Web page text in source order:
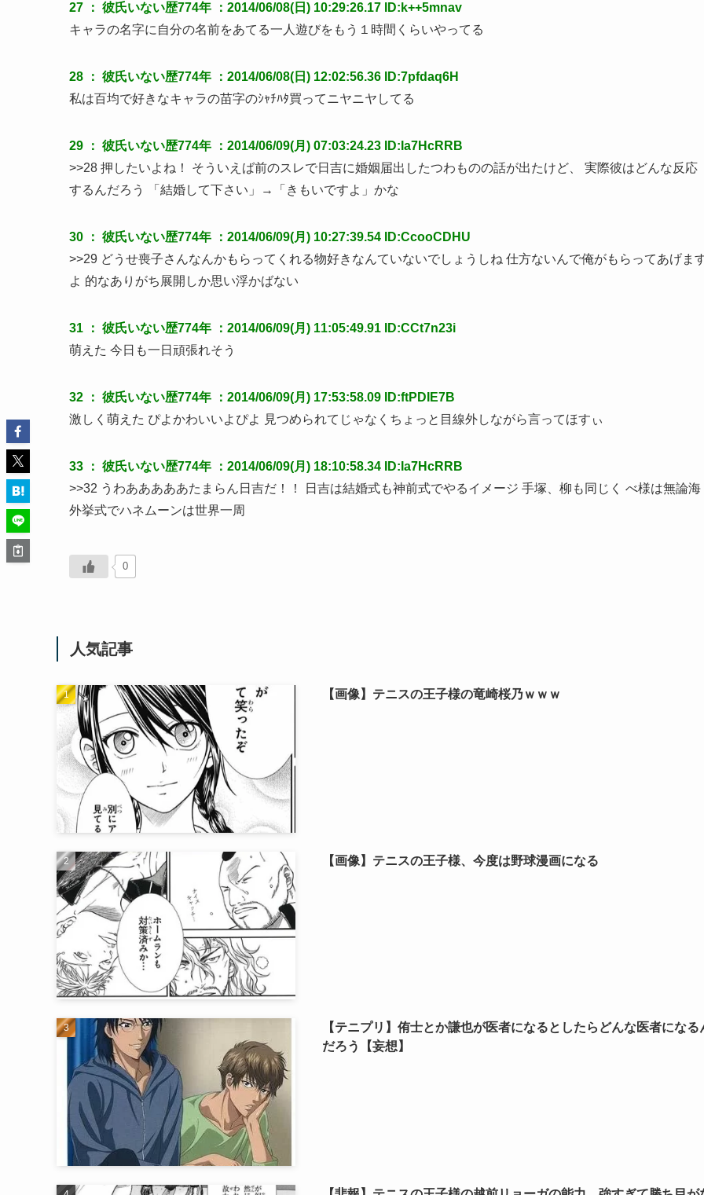
27 ： 彼氏いない歴774年
：2014/06/08(日) 10:29:26.17 ID:k++5mnav
キャラの名字に自分の名前をあてる一人遊びをもう１時間くらいやってる
28 ： 彼氏いない歴774年
：2014/06/08(日) 12:02:56.36 ID:7pfdaq6H
私は百均で好きなキャラの苗字のｼｬﾁﾊﾀ買ってニヤニヤしてる
29 ： 彼氏いない歴774年
：2014/06/09(月) 07:03:24.23 ID:Ia7HcRRB
>>28 押したいよね！ そういえば前のスレで日吉に婚姻届出したつわものの話が出たけど、 実際彼はどんな反応
するんだろう 「結婚して下さい」→「きもいですよ」かな
30 ： 彼氏いない歴774年
：2014/06/09(月) 10:27:39.54 ID:CcooCDHU
>>29 どうせ喪子さんなんかもらってくれる物好きなんていないでしょうしね 仕方ないんで俺がもらってあげま
よ 的なありがち展開しか思い浮かばない
31 ： 彼氏いない歴774年
：2014/06/09(月) 11:05:49.91 ID:CCt7n23i
萌えた 今日も一日頑張れそう
32 ： 彼氏いない歴774年
：2014/06/09(月) 17:53:58.09 ID:ftPDIE7B
激しく萌えた ぴよかわいいよぴよ 見つめられてじゃなくちょっと目線外しながら言ってほすぃ
33 ： 彼氏いない歴774年
：2014/06/09(月) 18:10:58.34 ID:Ia7HcRRB
>>32 うわあああああたまらん日吉だ！！ 日吉は結婚式も神前式でやるイメージ 手塚、柳も同じく べ様は無論海
外挙式でハネムーンは世界一周
0
人気記事
【画像】テニスの王子様の竜崎桜乃ｗｗｗ
【画像】テニスの王子様、今度は野球漫画になる
【テニプリ】侑士とか謙也が医者になるとしたらどんな医者になる
だろう【妄想】